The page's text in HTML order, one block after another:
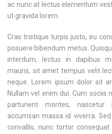
ac nunc at lectus elementum
ut gravida lorem.
Cras tristique turpis justo, eu
posuere bibendum metus.
interdum, lectus in dapibus
mauris, sit amet tempus velit
neque. Lorem ipsum dolor sit
Nullam vel enim dui. Cum sociis
parturient montes,
accumsan massa id viverra.
convallis, nunc tortor